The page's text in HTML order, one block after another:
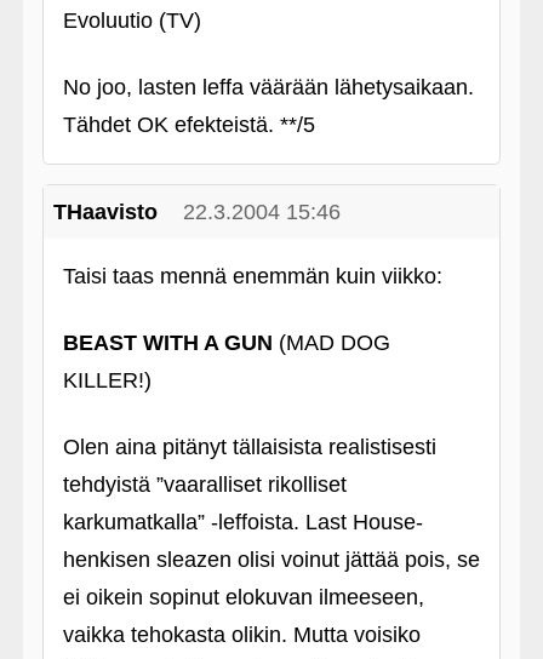
Evoluutio (TV)
No joo, lasten leffa väärään lähetysaikaan.
Tähdet OK efekteistä. **/5
THaavisto 22.3.2004 15:46
Taisi taas mennä enemmän kuin viikko:
BEAST WITH A GUN (MAD DOG
KILLER!)
Olen aina pitänyt tällaisista realistisesti
tehdyistä ”vaaralliset rikolliset
karkumatkalla” ‑leffoista. Last House-
henkisen sleazen olisi voinut jättää pois, se
ei oikein sopinut elokuvan ilmeeseen,
vaikka tehokasta olikin. Mutta voisiko